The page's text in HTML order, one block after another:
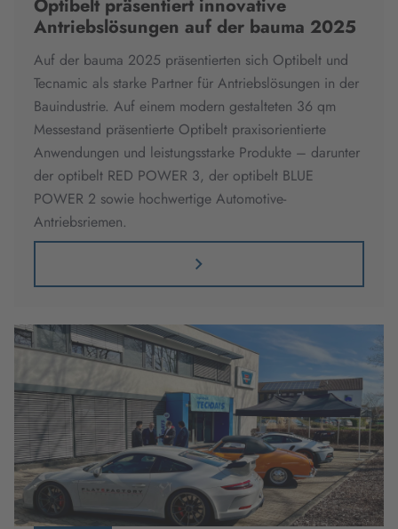
Optibelt präsentiert innovative
Antriebslösungen auf der bauma 2025
Auf der bauma 2025 präsentierten sich Optibelt und
Tecnamic als starke Partner für Antriebslösungen in der
Bauindustrie. Auf einem modern gestalteten 36 qm
Messestand präsentierte Optibelt praxisorientierte
Anwendungen und leistungsstarke Produkte – darunter
der optibelt RED POWER 3, der optibelt BLUE
POWER 2 sowie hochwertige Automotive-
Antriebsriemen.